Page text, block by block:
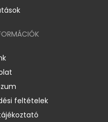
feltételek